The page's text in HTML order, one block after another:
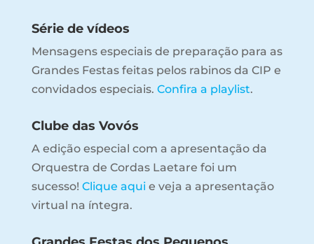
Série de vídeos
Mensagens especiais de preparação para as
Grandes Festas feitas pelos rabinos da CIP e
convidados especiais. Confira a playlist.
Clube das Vovós
A edição especial com a apresentação da
Orquestra de Cordas Laetare foi um
sucesso! Clique aquie veja a apresentação
virtual na íntegra.